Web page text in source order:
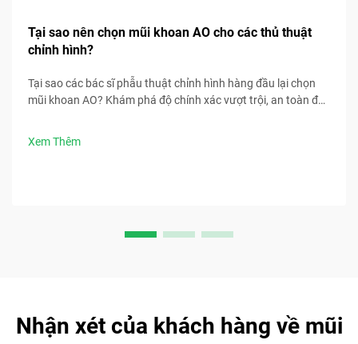
Tại sao nên chọn mũi khoan AO cho các thủ thuật
chỉnh hình?
Tại sao các bác sĩ phẫu thuật chỉnh hình hàng đầu lại chọn
mũi khoan AO? Khám phá độ chính xác vượt trội, an toàn đã
Yêu cầu thông số kỹ thuật ngay hôm nay.
Xem Thêm
Nhận xét của khách hàng về mũi